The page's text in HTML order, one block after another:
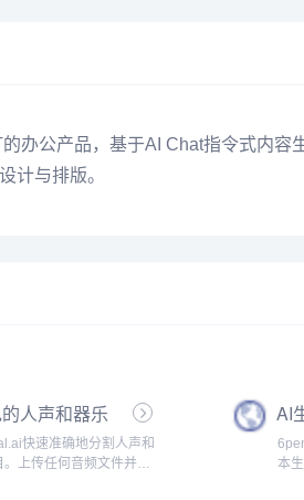
办公产品，基于AI Chat指令式内
计与排版。
人声和器乐
器
快速准确地分割人声和
。上传任何音频文件并在
AI
本